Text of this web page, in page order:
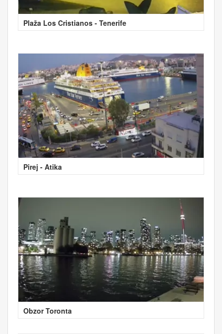
Plaža Los Cristianos - Tenerife
Pirej - Atika
Obzor Toronta